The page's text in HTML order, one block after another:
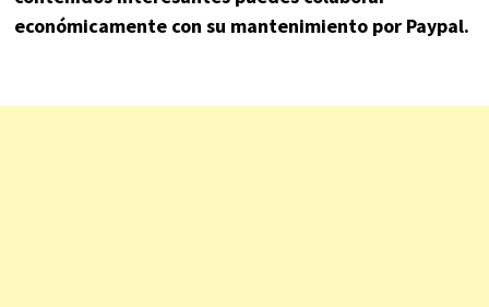
económicamente con su mantenimiento por Paypal.